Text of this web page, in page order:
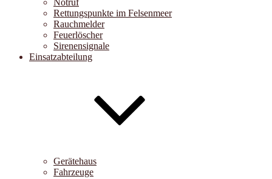
Notruf
Rettungspunkte im Felsenmeer
Rauchmelder
Feuerlöscher
Sirenensignale
Einsatzabteilung
Gerätehaus
Fahrzeuge